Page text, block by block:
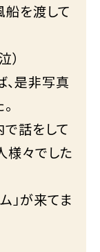
船を渡して
）
、是非写真
話をして
様々でした
」が来てま